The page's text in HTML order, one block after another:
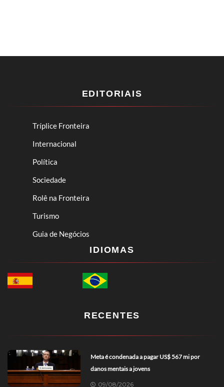
EDITORIAIS
Tríplice Fronteira
Internacional
Política
Sociedade
Rolê na Fronteira
Turismo
Guia de Negócios
IDIOMAS
RECENTES
Meta é condenada a pagar US$ 567 mi por
danos mentais a jovens
09/08/2026